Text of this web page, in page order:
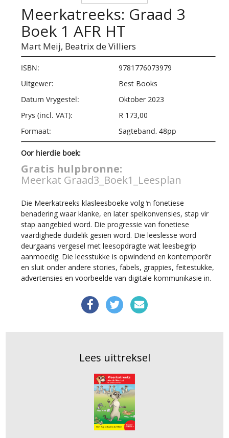
Meerkatreeks: Graad 3
Boek 1 AFR HT
Mart Meij, Beatrix de Villiers
ISBN:
9781776073979
Uitgewer:
Best Books
Datum Vrygestel:
Oktober 2023
Prys (incl. VAT):
R 173,00
Formaat:
Sagteband, 48pp
Oor hierdie boek:
Gratis hulpbronne:
Meerkat Graad3_Boek1_Leesplan
Die Meerkatreeks klasleesboeke volg ŉ fonetiese
benadering waar klanke, en later spelkonvensies, stap vir
stap aangebied word. Die progressie van fonetiese
vaardighede duidelik gesien word. Die leeslesse word
deurgaans vergesel met leesopdragte wat leesbegrip
aanmoedig. Die leesstukke is opwindend en kontemporêr
en sluit onder andere stories, fabels, grappies, feitestukke,
advertensies en voorbeelde van digitale kommunikasie in.
Lees uittreksel